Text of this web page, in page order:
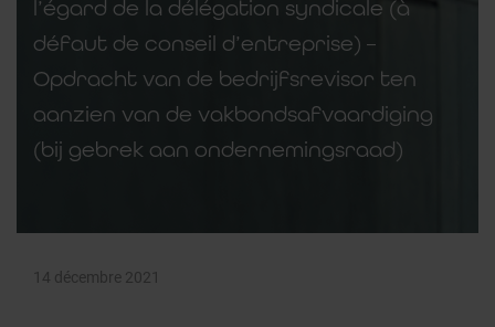
l’égard de la délégation syndicale (à
défaut de conseil d’entreprise) –
Opdracht van de bedrijfsrevisor ten
aanzien van de vakbondsafvaardiging
(bij gebrek aan ondernemingsraad)
14 décembre 2021